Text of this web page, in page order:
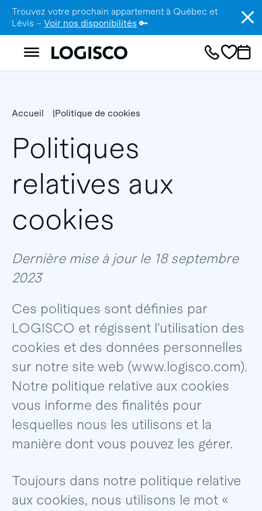
Trouvez votre prochain appartement à Québec et
Lévis – Voir nos disponibilités 🔑
Accueil Politique de cookies
Politiques
relatives aux
cookies
Dernière mise à jour le 18 septembre
2023
Ces politiques sont définies par
LOGISCO et régissent l’utilisation des
cookies et des données personnelles
sur notre site web (www.logisco.com).
Notre politique relative aux cookies
vous informe des finalités pour
lesquelles nous les utilisons et la
manière dont vous pouvez les gérer.
Toujours dans notre politique relative
aux cookies, nous utilisons le mot «